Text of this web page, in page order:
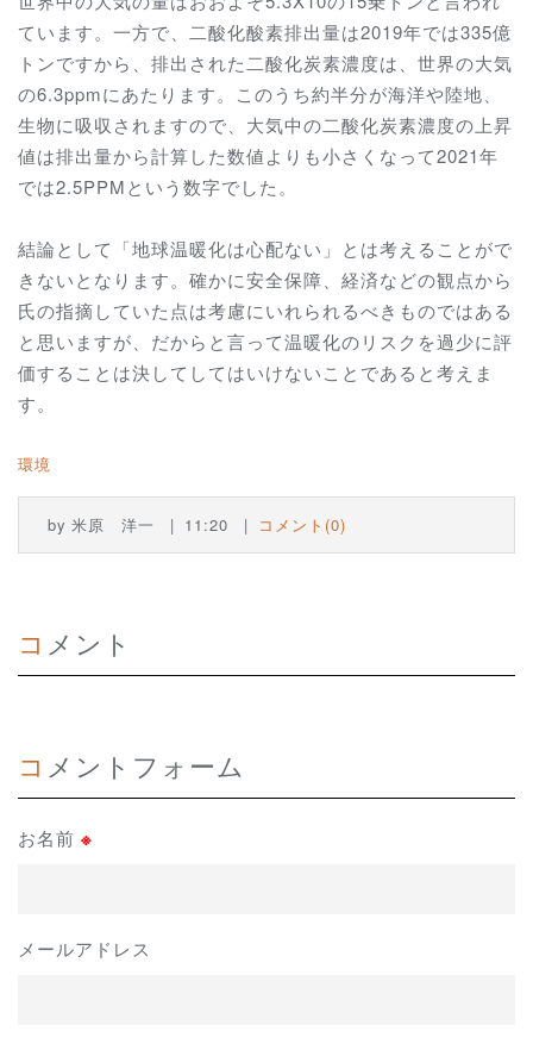
ています。一方で、二酸化酸素排出量は2019年では335億
トンですから、排出された二酸化炭素濃度は、世界の大気
の6.3ppmにあたります。このうち約半分が海洋や陸地、
生物に吸収されますので、大気中の二酸化炭素濃度の上昇
値は排出量から計算した数値よりも小さくなって2021年
では2.5PPMという数字でした。
結論として「地球温暖化は心配ない」とは考えることがで
きないとなります。確かに安全保障、経済などの観点から
氏の指摘していた点は考慮にいれられるべきものではある
と思いますが、だからと言って温暖化のリスクを過少に評
価することは決してしてはいけないことであると考えま
す。
環境
by 米原 洋一 11:20 コメント(0)
コメント
コメントフォーム
お名前 ※
メールアドレス